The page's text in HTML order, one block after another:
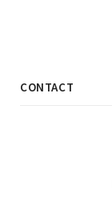
CONTACT